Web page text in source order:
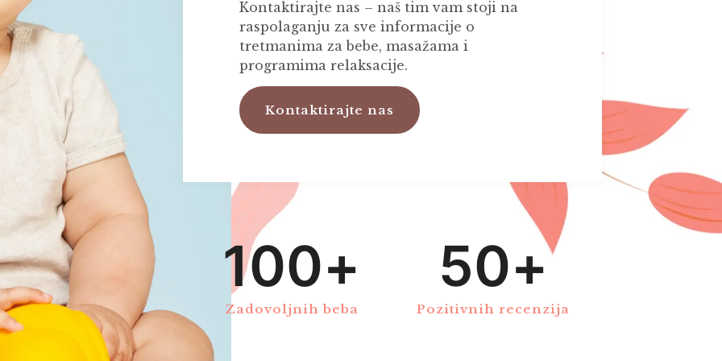
Kontaktirajte nas – naš tim vam stoji na
raspolaganju za sve informacije o
tretmanima za bebe, masažama i
programima relaksacije.
Kontaktirajte nas
Zadovoljnih beba
100+
Pozitivnih recenzija
50+